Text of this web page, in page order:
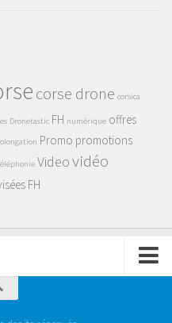
corse drone corsica
Dronetastic FH numérique offres
Promo promotions
Videovidéo
FH